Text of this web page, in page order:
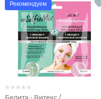
Рекомендуем